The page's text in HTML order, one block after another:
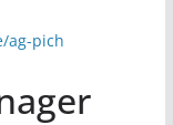
ag-pich